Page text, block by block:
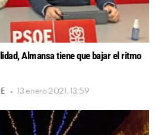
Almansa tiene que bajar el ritmo
13 enero 2021, 13:59